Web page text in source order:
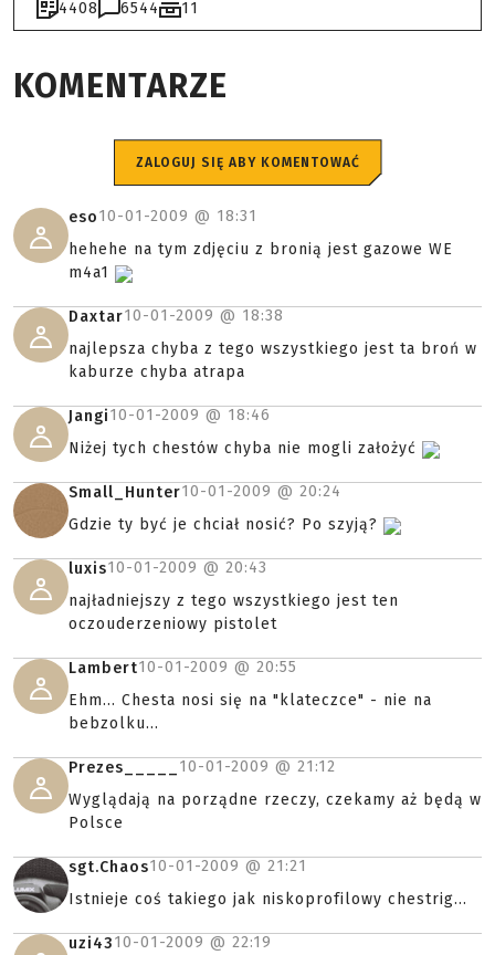
4408 6544 11
KOMENTARZE
ZALOGUJ SIĘ ABY KOMENTOWAĆ
eso10-01-2009 @ 18:31
hehehe na tym zdjęciu z bronią jest gazowe WE
m4a1
Daxtar10-01-2009 @ 18:38
najlepsza chyba z tego wszystkiego jest ta broń w
kaburze chyba atrapa
Jangi10-01-2009 @ 18:46
Niżej tych chestów chyba nie mogli założyć
Small_Hunter10-01-2009 @ 20:24
Gdzie ty być je chciał nosić? Po szyją?
luxis10-01-2009 @ 20:43
najładniejszy z tego wszystkiego jest ten
oczouderzeniowy pistolet
Lambert10-01-2009 @ 20:55
Ehm... Chesta nosi się na "klateczce" - nie na
bebzolku...
Prezes_____ 10-01-2009 @ 21:12
Wyglądają na porządne rzeczy, czekamy aż będą w
Polsce
sgt.Chaos10-01-2009 @ 21:21
Istnieje coś takiego jak niskoprofilowy chestrig...
uzi4310-01-2009 @ 22:19